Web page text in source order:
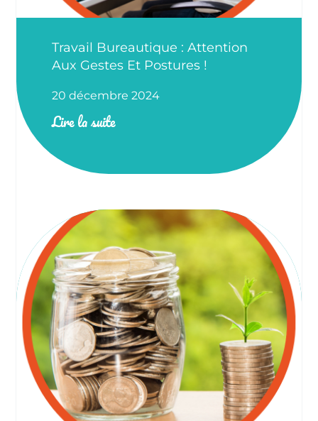
Travail Bureautique : Attention
Aux Gestes Et Postures !
20 décembre 2024
Lire la suite